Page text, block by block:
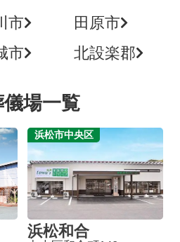
市
田原市
市 北設楽郡
場一覧
浜松市中央区
浜松和合